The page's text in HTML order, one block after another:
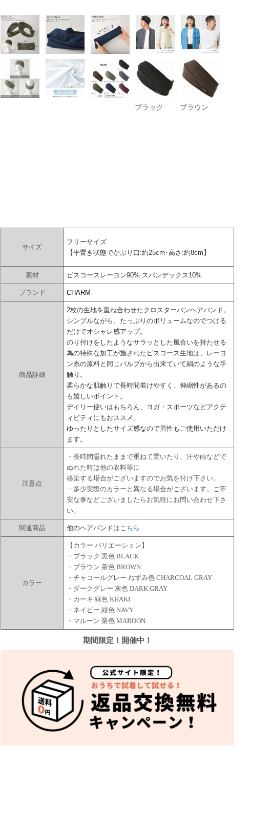
ブラック ブラウン
サイズ
フリーサイズ
【平置き状態でかぶり口:約25cm･高さ:約8cm】
素材 ビスコースレーヨン90% スパンデックス10%
ブランド CHARM
商品詳細
2枚の生地を重ね合わせたクロスターバンヘアバンド。
シンプルながら、たっぷりのボリュームなのでつける
だけでオシャレ感アップ。
のり付けをしたようなサラッとした風合いを持たせる
為の特殊な加工が施されたビスコース生地は、レーヨ
ン糸の原料と同じパルプから出来ていて絹のような手
触り。
柔らかな肌触りで長時間着けやすく、伸縮性があるの
も嬉しいポイント。
デイリー使いはもちろん、ヨガ・スポーツなどアクテ
ィビティにもおススメ。
ゆったりとしたサイズ感なので男性もご使用いただけ
ます。
注意点
・長時間濡れたままで重ねて置いたり、汗や雨などで
ぬれた時は他の衣料等に
移染する場合がございますのでお気を付け下さい。
・多少実際のカラーと異なる場合がございます。ご不
安な事などございましたらお気軽にお問い合わせ下さ
い。
関連商品 他のヘアバンドはこちら
カラー
【カラー バリエーション】
・ブラック 黒色 BLACK
・ブラウン 茶色 BROWN
・チャコールグレー ねずみ色 CHARCOAL GRAY
・ダークグレー 灰色 DARK GRAY
・カーキ 緑色 KHAKI
・ネイビー 紺色 NAVY
・マルーン 栗色 MAROON
期間限定！開催中！